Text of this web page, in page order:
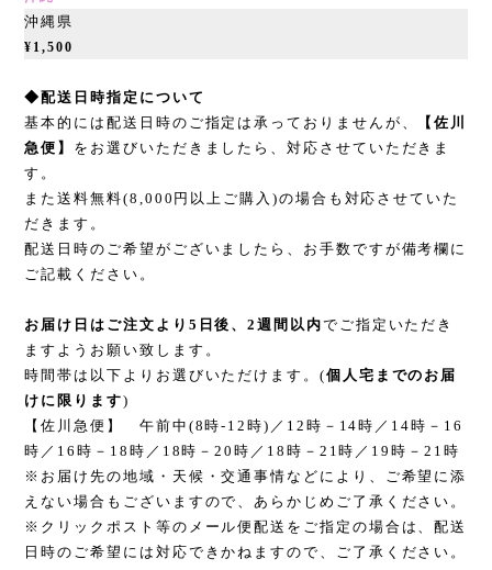
沖縄県
¥1,500
◆配送日時指定について
基本的には配送日時のご指定は承っておりませんが、
【佐川
急便】 をお選びいただきましたら、対応させていただきま
す。
また送料無料(8,000円以上ご購入)の場合も対応させていた
だきます。
配送日時のご希望がございましたら、お手数ですが備考欄に
ご記載ください。
お届け日はご注文より5日後、2週間以内でご指定いただき
ますようお願い致します。
時間帯は以下よりお選びいただけます。(個人宅までのお届
けに限ります)
【佐川急便】 午前中(8時-12時)／12時－14時／14時－16
時／16時－18時／18時－20時／18時－21時／19時－21時
※お届け先の地域・天候・交通事情などにより、ご希望に添
えない場合もございますので、あらかじめご了承ください。
※クリックポスト等のメール便配送をご指定の場合は、配送
日時のご希望には対応できかねますので、ご了承ください。